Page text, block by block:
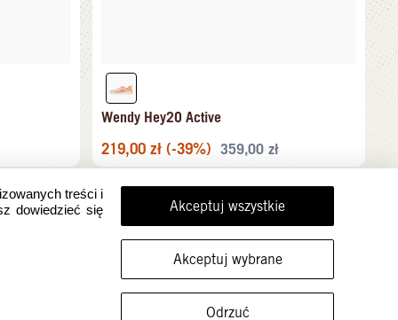
FILTRUJ ROZMIARY
Wendy Hey2O Active
219,00 zł (-39%) 359,00 zł
treści i
dowiedzieć się
Akceptuj wszystkie
Akceptuj wybrane
Odrzuć